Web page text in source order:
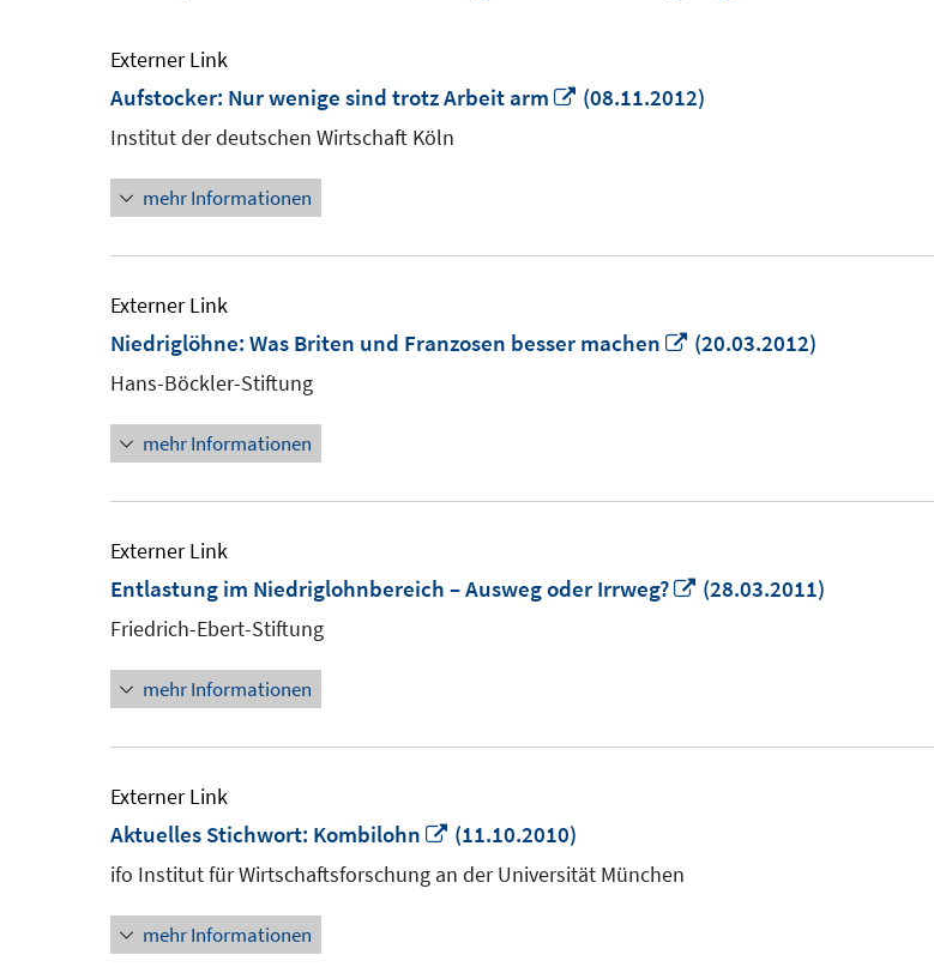
Externer Link
Aufstocker: Nur wenige sind trotz Arbeit arm
In
(08.11.2012)
Institut der deutschen Wirtschaft Köln
mehr Informationen
Externer Link
Niedriglöhne: Was Briten und Franzosen besser machen
In
(20.03.2012)
Hans-Böckler-Stiftung
mehr Informationen
Externer Link
Entlastung im Niedriglohnbereich – Ausweg oder Irrweg?
In
(28.03.2011)
Friedrich-Ebert-Stiftung
mehr Informationen
Externer Link
Aktuelles Stichwort: Kombilohn
In
neuem
(11.10.2010)
ifo Institut für Wirtschaftsforschung an der Universität München
mehr Informationen